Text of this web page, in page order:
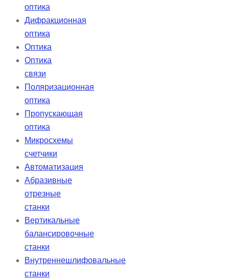
оптика
Дифракционная
оптика
Оптика
Оптика
связи
Поляризационная
оптика
Пропускающая
оптика
Микросхемы
счетчики
Автоматизация
Абразивные
отрезные
станки
Вертикальные
балансировочные
станки
Внутреннешлифовальные
станки